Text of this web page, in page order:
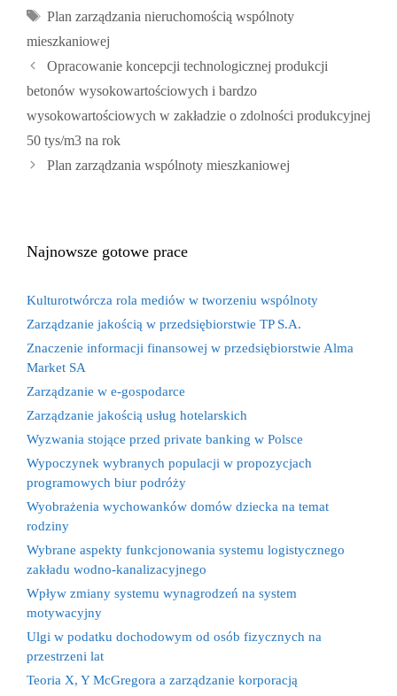
Tagi
Plan zarządzania nieruchomością wspólnoty
mieszkaniowej
Opracowanie koncepcji technologicznej produkcji
betonów wysokowartościowych i bardzo
wysokowartościowych w zakładzie o zdolności produkcyjnej
50 tys/m3 na rok
Plan zarządzania wspólnoty mieszkaniowej
Najnowsze gotowe prace
Kulturotwórcza rola mediów w tworzeniu wspólnoty
Zarządzanie jakością w przedsiębiorstwie TP S.A.
Znaczenie informacji finansowej w przedsiębiorstwie Alma
Market SA
Zarządzanie w e-gospodarce
Zarządzanie jakością usług hotelarskich
Wyzwania stojące przed private banking w Polsce
Wypoczynek wybranych populacji w propozycjach
programowych biur podróży
Wyobrażenia wychowanków domów dziecka na temat
rodziny
Wybrane aspekty funkcjonowania systemu logistycznego
zakładu wodno-kanalizacyjnego
Wpływ zmiany systemu wynagrodzeń na system
motywacyjny
Ulgi w podatku dochodowym od osób fizycznych na
przestrzeni lat
Teoria X, Y McGregora a zarządzanie korporacją